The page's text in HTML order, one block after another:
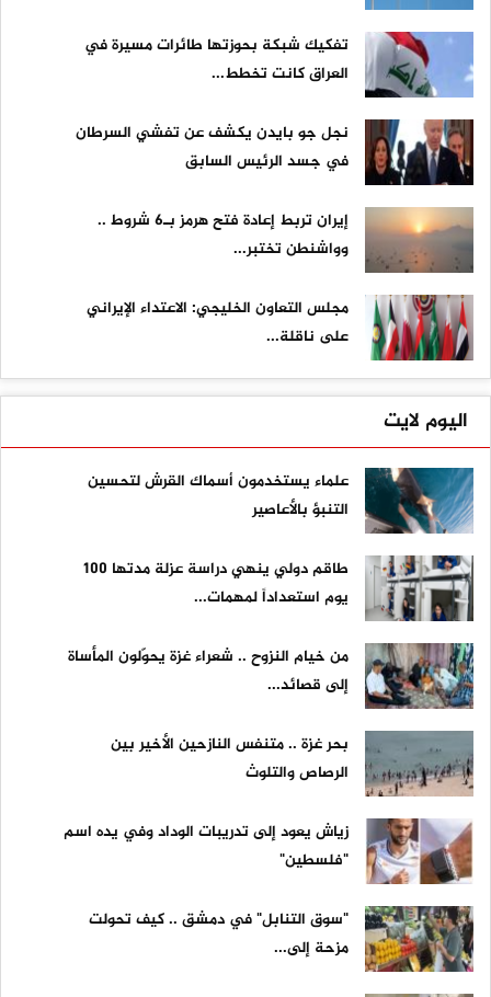
تفكيك شبكة بحوزتها طائرات مسيرة في
العراق كانت تخطط...
نجل جو بايدن يكشف عن تفشي السرطان
في جسد الرئيس السابق
إيران تربط إعادة فتح هرمز بـ6 شروط ..
وواشنطن تختبر...
مجلس التعاون الخليجي: الاعتداء الإيراني
على ناقلة...
اليوم لايت
علماء يستخدمون أسماك القرش لتحسين
التنبؤ بالأعاصير
طاقم دولي ينهي دراسة عزلة مدتها 100
يوم استعداداً لمهمات...
من خيام النزوح .. شعراء غزة يحوّلون المأساة
إلى قصائد...
بحر غزة .. متنفس النازحين الأخير بين
الرصاص والتلوث
زياش يعود إلى تدريبات الوداد وفي يده اسم
"فلسطين"
"سوق التنابل" في دمشق .. كيف تحولت
مزحة إلى...